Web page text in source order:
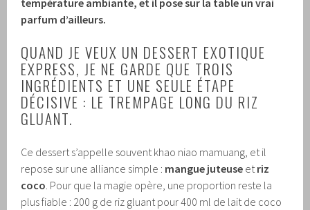
parfum d’ailleurs.
QUAND JE VEUX UN DESSERT EXOTIQUE
EXPRESS, JE NE GARDE QUE TROIS
INGRÉDIENTS ET UNE SEULE ÉTAPE
DÉCISIVE : LE TREMPAGE LONG DU RIZ
GLUANT.
Ce dessert s’appelle souvent khao niao mamuang, et il
repose sur une alliance simple : mangue juteuse et riz
coco . Pour que la magie opère, une proportion reste la
plus fiable : 200 g de riz gluant pour 400 ml de lait de coco